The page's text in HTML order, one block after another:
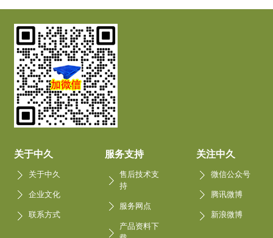
关于中久
关于中久
企业文化
联系方式
服务支持
售后技术支
持
服务网点
产品资料下
关注中久
微信公众号
腾讯微博
新浪微博